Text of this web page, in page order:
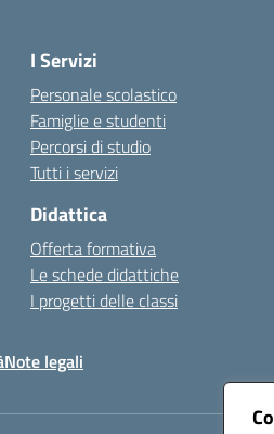
I Servizi
Personale scolastico
Famiglie e studenti
Percorsi di studio
Tutti i servizi
Didattica
Offerta formativa
Le schede didattiche
I progetti delle classi
Note legali